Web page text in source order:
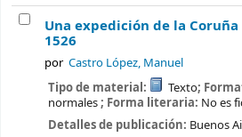
Una expedición de la
1526
por Castro López, Manuel
Tipo de material: Texto;
normales; Forma literaria: No es
Detalles de publicación: Buenos